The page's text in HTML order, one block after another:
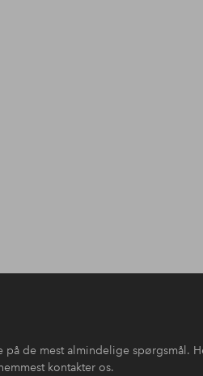
på de mest almindelige spørgsmål.
kontakter os.